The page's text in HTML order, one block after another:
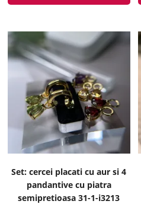
Set: cercei placati cu aur si 4
pandantive cu piatra
semipretioasa 31-1-i3213